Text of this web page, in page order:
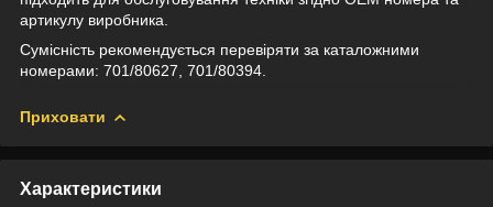
артикулу виробника.
Сумісність рекомендується перевіряти за каталожними
номерами: 701/80627, 701/80394.
Приховати
Характеристики